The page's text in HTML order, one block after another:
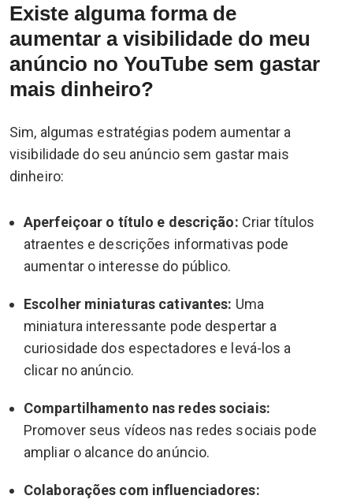
Existe alguma forma de
aumentar a visibilidade do meu
anúncio no YouTube sem gastar
mais dinheiro?
Sim, algumas estratégias podem aumentar a
visibilidade do seu anúncio sem gastar mais
dinheiro:
Aperfeiçoar o título e descrição: Criar títulos
atraentes e descrições informativas pode
aumentar o interesse do público.
Escolher miniaturas cativantes: Uma
miniatura interessante pode despertar a
curiosidade dos espectadores e levá-los a
clicar no anúncio.
Compartilhamento nas redes sociais:
Promover seus vídeos nas redes sociais pode
ampliar o alcance do anúncio.
Colaborações com influenciadores: